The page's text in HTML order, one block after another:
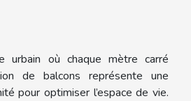
urbain où chaque mètre carré
de balcons représente une
pour optimiser l’espace de vie.